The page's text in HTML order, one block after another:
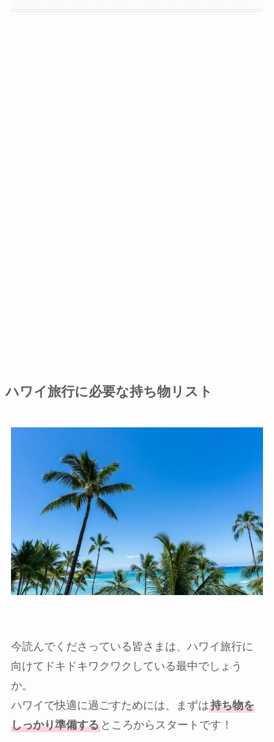
ハワイ旅行に必要な持ち物リスト
今読んでくださっている皆さまは、ハワイ旅行に
向けてドキドキワクワクしている最中でしょう
か。
ハワイで快適に過ごすためには、まずは持ち物を
しっかり準備するところからスタートです！